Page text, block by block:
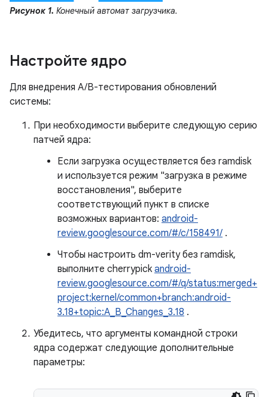
Рисунок 1. Конечный автомат загрузчика.
Настройте ядро
Для внедрения A/B-тестирования обновлений
системы:
При необходимости выберите следующую серию
патчей ядра:
Если загрузка осуществляется без ramdisk
и используется режим "загрузка в режиме
восстановления", выберите
соответствующий пункт в списке
возможных вариантов: android-
review.googlesource.com/#/c/158491/ .
Чтобы настроить dm-verity без ramdisk,
выполните cherrypick android-
review.googlesource.com/#/q/status:merged+
project:kernel/common+branch:android-
3.18+topic:A_B_Changes_3.18 .
Убедитесь, что аргументы командной строки
ядра содержат следующие дополнительные
параметры: